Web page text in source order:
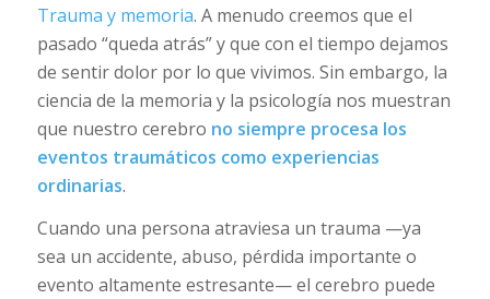
Trauma y memoria. A menudo creemos que el
pasado “queda atrás” y que con el tiempo dejamos
de sentir dolor por lo que vivimos. Sin embargo, la
ciencia de la memoria y la psicología nos muestran
que nuestro cerebro no siempre procesa los
eventos traumáticos como experiencias
ordinarias.
Cuando una persona atraviesa un trauma —ya
sea un accidente, abuso, pérdida importante o
evento altamente estresante— el cerebro puede